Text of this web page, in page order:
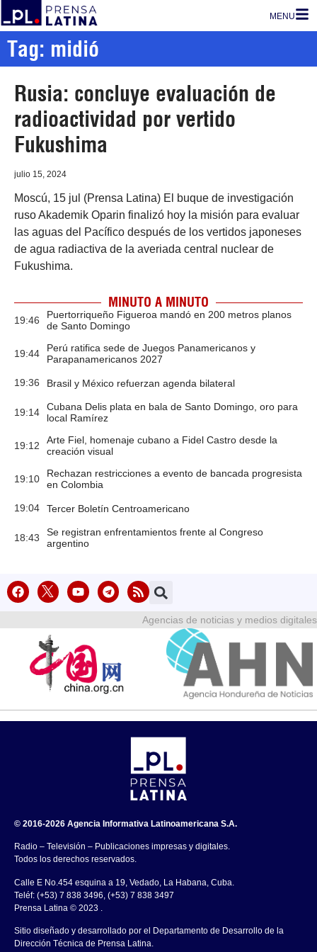
MENU
Tag: midió
Rusia: concluye evaluación de
radioactividad por vertido
Fukushima
julio 15, 2024
Moscú, 15 jul (Prensa Latina) El buque de investigación
ruso Akademik Oparin finalizó hoy la misión para evaluar
las aguas del Pacífico después de los vertidos japoneses
de agua radiactiva de la averiada central nuclear de
Fukushima.
MINUTO A MINUTO
19:46
Puertorriqueño Figueroa mandó en 200 metros planos
de Santo Domingo
19:44
Perú ratifica sede de Juegos Panamericanos y
Parapanamericanos 2027
19:36 Brasil y México refuerzan agenda bilateral
19:14
Cubana Delis plata en bala de Santo Domingo, oro para
local Ramírez
19:12
Arte Fiel, homenaje cubano a Fidel Castro desde la
creación visual
19:10
Rechazan restricciones a evento de bancada progresista
en Colombia
19:04 Tercer Boletín Centroamericano
18:43
Se registran enfrentamientos frente al Congreso
argentino
Agencias de noticias y medios digitales
© 2016-2026 Agencia Informativa Latinoamericana S.A.
Radio – Televisión – Publicaciones impresas y digitales.
Todos los derechos reservados.
Calle E No.454 esquina a 19, Vedado, La Habana, Cuba.
Teléf: (+53) 7 838 3496, (+53) 7 838 3497
Prensa Latina © 2023 .
Sitio diseñado y desarrollado por el Departamento de Desarrollo de la
Dirección Técnica de Prensa Latina.